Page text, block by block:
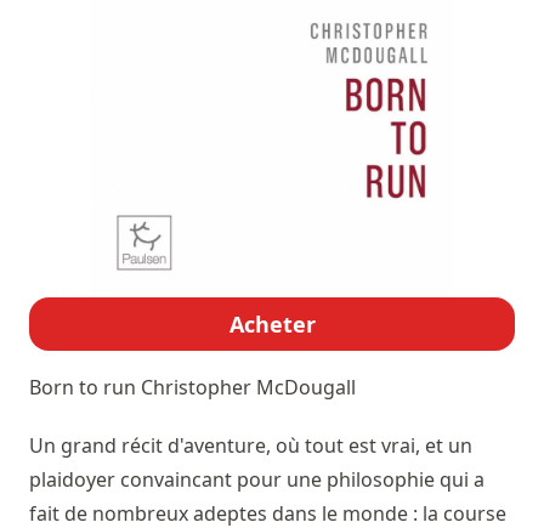
Acheter
Born to run Christopher McDougall
Un grand récit d'aventure, où tout est vrai, et un
plaidoyer convaincant pour une philosophie qui a
fait de nombreux adeptes dans le monde : la course